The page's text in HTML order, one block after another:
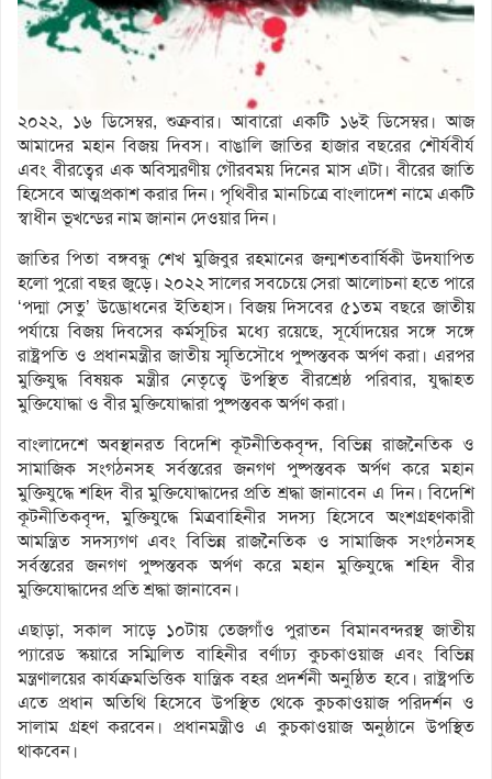
২০২২, ১৬ ডিসেম্বর, শুক্রবার। আবারো একটি ১৬ই ডিসেম্বর। আজ
আমাদের মহান বিজয় দিবস। বাঙালি জাতির হাজার বছরের শৌর্যবীর্য
এবং বীরত্বের এক অবিস্মরণীয় গৌরবময় দিনের মাস এটা। বীরের জাতি
হিসেবে আত্মপ্রকাশ করার দিন। পৃথিবীর মানচিত্রে বাংলাদেশ নামে একটি
স্বাধীন ভূখন্ডের নাম জানান দেওয়ার দিন।
জাতির পিতা বঙ্গবন্ধু শেখ মুজিবুর রহমানের জন্মশতবার্ষিকী উদযাপিত
হলো পুরো বছর জুড়ে। ২০২২ সালের সবচেয়ে সেরা আলোচনা হতে পারে
‘পদ্মা সেতু’ উদ্ভোধনের ইতিহাস। বিজয় দিসবের ৫১তম বছরে জাতীয়
পর্যায়ে বিজয় দিবসের কর্মসূচির মধ্যে রয়েছে, সূর্যোদয়ের সঙ্গে সঙ্গে
রাষ্ট্রপতি ও প্রধানমন্ত্রীর জাতীয় স্মৃতিসৌধে পুষ্পস্তবক অর্পণ করা। এরপর
মুক্তিযুদ্ধ বিষয়ক মন্ত্রীর নেতৃত্বে উপস্থিত বীরশ্রেষ্ঠ পরিবার, যুদ্ধাহত
মুক্তিযোদ্ধা ও বীর মুক্তিযোদ্ধারা পুষ্পস্তবক অর্পণ করা।
বাংলাদেশে অবস্থানরত বিদেশি কূটনীতিকবৃন্দ, বিভিন্ন রাজনৈতিক ও
সামাজিক সংগঠনসহ সর্বস্তরের জনগণ পুষ্পস্তবক অর্পণ করে মহান
মুক্তিযুদ্ধে শহিদ বীর মুক্তিযোদ্ধাদের প্রতি শ্রদ্ধা জানাবেন এ দিন। বিদেশি
কূটনীতিকবৃন্দ, মুক্তিযুদ্ধে মিত্রবাহিনীর সদস্য হিসেবে অংশগ্রহণকারী
আমন্ত্রিত সদস্যগণ এবং বিভিন্ন রাজনৈতিক ও সামাজিক সংগঠনসহ
সর্বস্তরের জনগণ পুষ্পস্তবক অর্পণ করে মহান মুক্তিযুদ্ধে শহিদ বীর
মুক্তিযোদ্ধাদের প্রতি শ্রদ্ধা জানাবেন।
এছাড়া, সকাল সাড়ে ১০টায় তেজগাঁও পুরাতন বিমানবন্দরস্থ জাতীয়
প্যারেড স্কয়ারে সম্মিলিত বাহিনীর বর্ণাঢ্য কুচকাওয়াজ এবং বিভিন্ন
মন্ত্রণালয়ের কার্যক্রমভিত্তিক যান্ত্রিক বহর প্রদর্শনী অনুষ্ঠিত হবে। রাষ্ট্রপতি
এতে প্রধান অতিথি হিসেবে উপস্থিত থেকে কুচকাওয়াজ পরিদর্শন ও
সালাম গ্রহণ করবেন। প্রধানমন্ত্রীও এ কুচকাওয়াজ অনুষ্ঠানে উপস্থিত
থাকবেন।